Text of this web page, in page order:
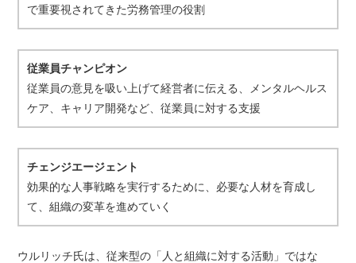
で重要視されてきた労務管理の役割
従業員チャンピオン
従業員の意見を吸い上げて経営者に伝える、メンタルヘルス
ケア、キャリア開発など、従業員に対する支援
チェンジエージェント
効果的な人事戦略を実行するために、必要な人材を育成し
て、組織の変革を進めていく
ウルリッチ氏は、従来型の「人と組織に対する活動」ではな